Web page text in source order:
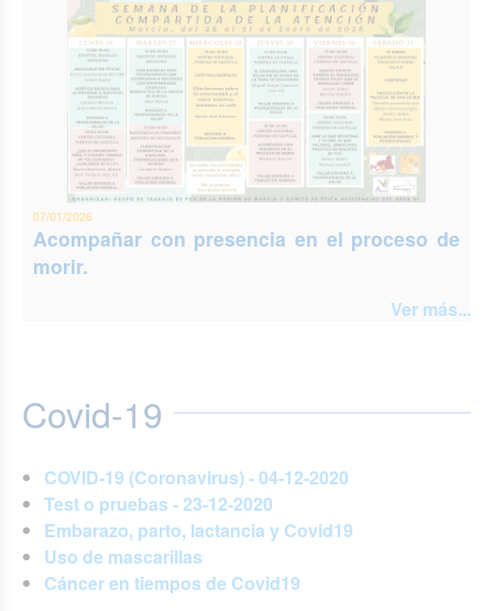
07/01/2026
Acompañar con presencia en el proceso de
morir.
Ver más...
Covid-19
COVID-19 (Coronavirus) - 04-12-2020
Test o pruebas - 23-12-2020
Embarazo, parto, lactancia y Covid19
Uso de mascarillas
Cáncer en tiempos de Covid19